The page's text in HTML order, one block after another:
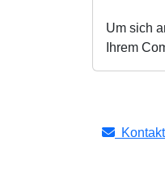
Um sich
Ihrem
Kontakt